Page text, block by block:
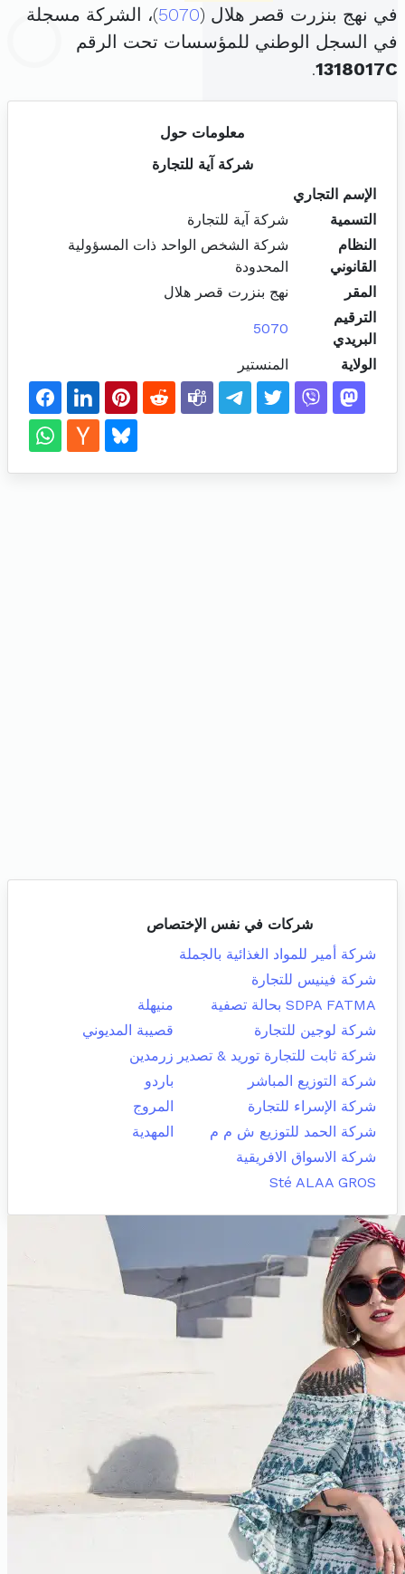
في نهج بنزرت قصر هلال (5070)، الشركة مسجلة
في السجل الوطني للمؤسسات تحت الرقم
1318017C
.
معلومات حول
شركة آية للتجارة
الإسم التجاري
التسمية
شركة آية للتجارة
النظام
القانوني
شركة الشخص الواحد ذات المسؤولية
المحدودة
المقر
نهج بنزرت قصر هلال
الترقيم
البريدي
5070
الولاية المنستير
شركات في نفس الإختصاص
شركة أمير للمواد الغذائية بالجملة
شركة فينيس للتجارة
SDPA FATMA بحالة تصفية
منيهلة
شركة لوجين للتجارة
قصيبة المديوني
شركة ثابت للتجارة توريد & تصدير زرمدين
شركة التوزيع المباشر
باردو
شركة الإسراء للتجارة
المروج
شركة الحمد للتوزيع ش م م
المهدية
شركة الاسواق الافريقية
Sté ALAA GROS